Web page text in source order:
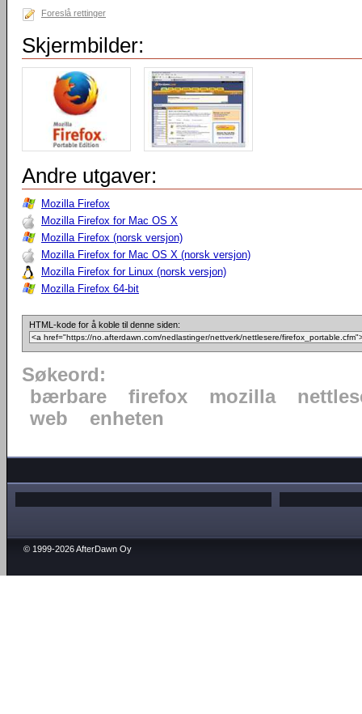
Foreslå rettinger
Skjermbilder:
Andre utgaver:
Mozilla Firefox
Mozilla Firefox for Mac OS X
Mozilla Firefox (norsk versjon)
Mozilla Firefox for Mac OS X (norsk versjon)
Mozilla Firefox for Linux (norsk versjon)
Mozilla Firefox 64-bit
HTML-kode for å koble til denne siden:
Søkeord:
bærbare
firefox mozilla
web
enheten
© 1999-2026 AfterDawn Oy